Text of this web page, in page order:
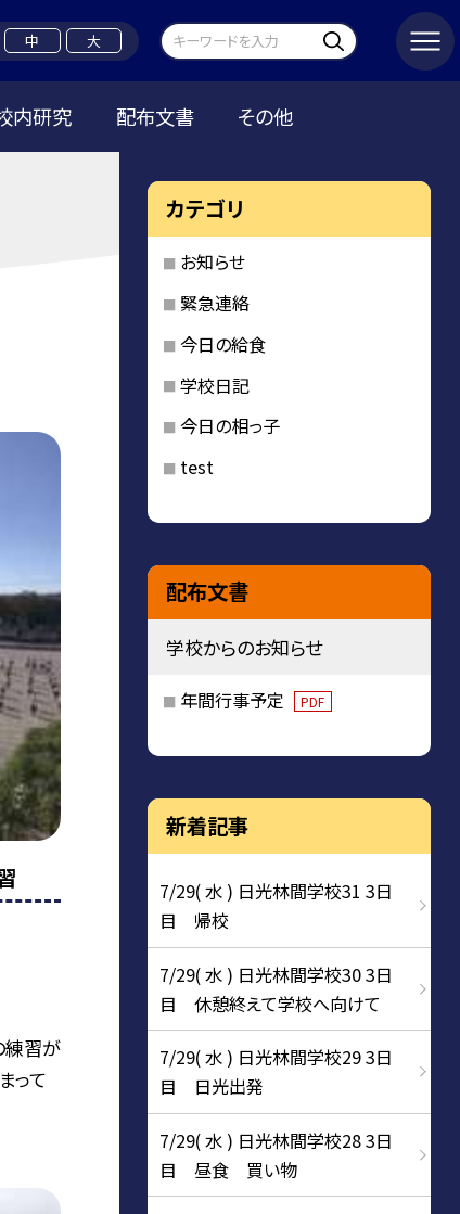
中 大
内研究 配布文書 その他
練習が
って
カテゴリ
お知らせ
緊急連絡
今日の給食
学校日記
今日の相っ子
test
配布文書
学校からのお知らせ
年間行事予定 PDF
新着記事
7/29( 水 ) 日光林間学校31 3日
目 帰校
7/29( 水 ) 日光林間学校30 3日
目 休憩終えて学校へ向けて
7/29( 水 ) 日光林間学校29 3日
目 日光出発
7/29( 水 ) 日光林間学校28 3日
目 昼食 買い物